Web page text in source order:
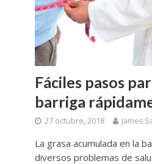
Fáciles pasos
barriga
27 octubre, 2018 James
La grasa acumulada en la
diversos problemas de